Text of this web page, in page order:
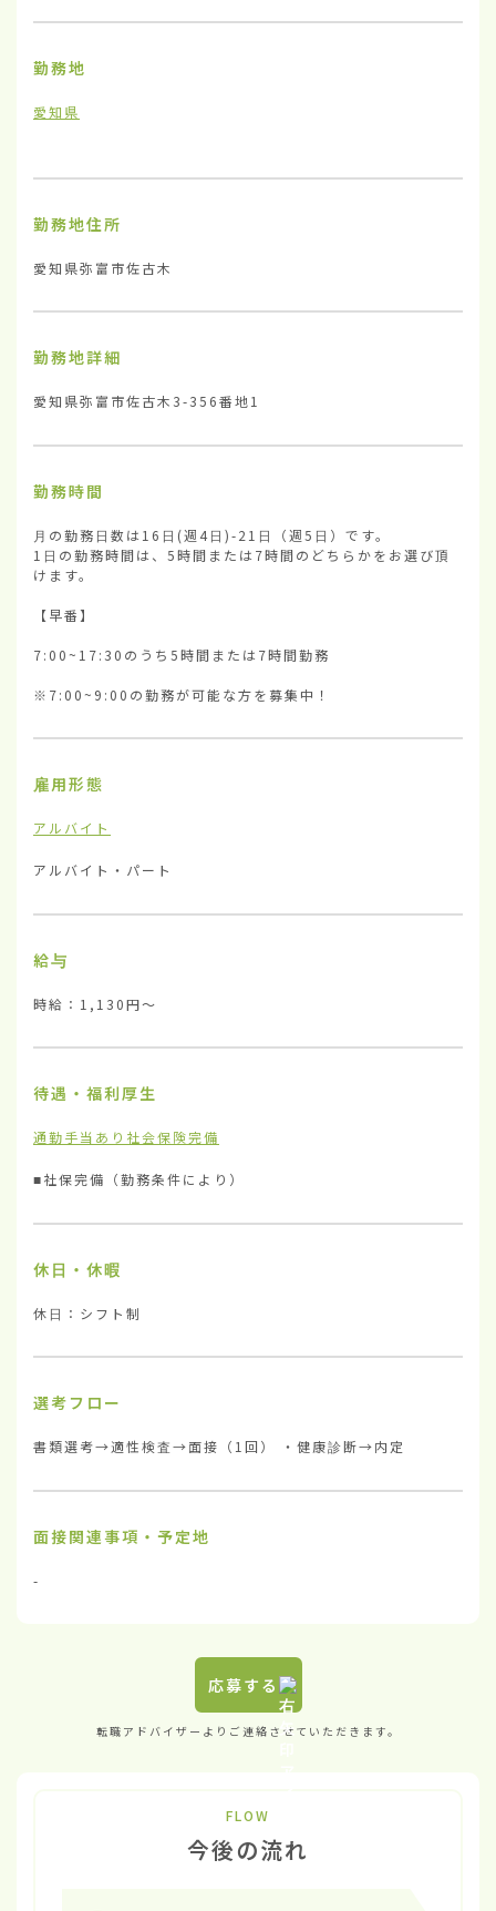
勤務地
愛知県
勤務地住所
愛知県弥富市佐古木
勤務地詳細
愛知県弥富市佐古木3-356番地1
勤務時間
月の勤務日数は16日(週4日)-21日（週5日）です。
1日の勤務時間は、5時間または7時間のどちらかをお選び頂
けます。
【早番】
7:00~17:30のうち5時間または7時間勤務
※7:00~9:00の勤務が可能な方を募集中！
雇用形態
アルバイト
アルバイト・パート
給与
時給：1,130円〜
待遇・福利厚生
通勤手当あり 社会保険完備
■社保完備（勤務条件により）
休日・休暇
休日：シフト制
選考フロー
書類選考→適性検査→面接（1回） ・健康診断→内定
面接関連事項・予定地
-
応募する
転職アドバイザーよりご連絡させていただきます。
FLOW
今後の流れ